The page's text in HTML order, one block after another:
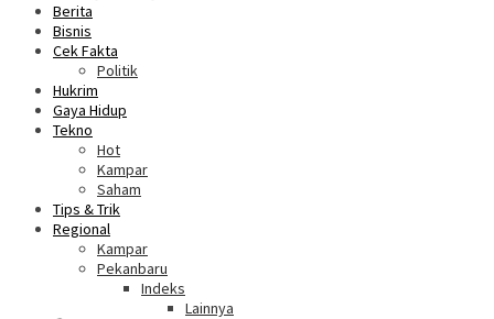
Berita
Bisnis
Cek Fakta
Politik
Hukrim
Gaya Hidup
Tekno
Hot
Kampar
Saham
Tips & Trik
Regional
Kampar
Pekanbaru
Indeks
Lainnya